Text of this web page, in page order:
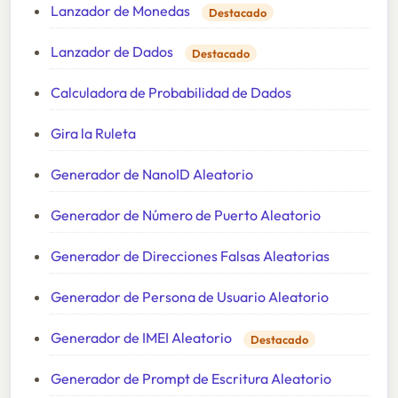
Lanzador de Monedas Destacado
Lanzador de Dados Destacado
Calculadora de Probabilidad de Dados
Gira la Ruleta
Generador de NanoID Aleatorio
Generador de Número de Puerto Aleatorio
Generador de Direcciones Falsas Aleatorias
Generador de Persona de Usuario Aleatorio
Generador de IMEI Aleatorio Destacado
Generador de Prompt de Escritura Aleatorio